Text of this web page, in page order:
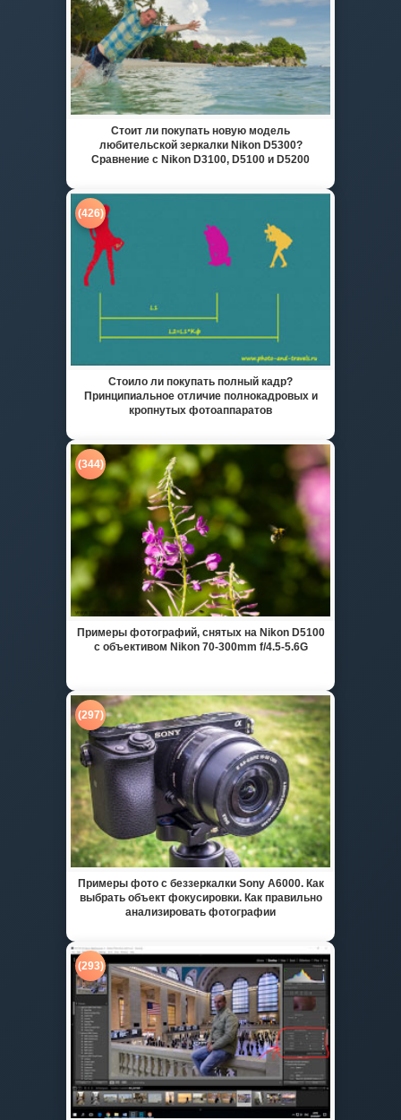
Стоит ли покупать новую модель
любительской зеркалки Nikon D5300?
Сравнение с Nikon D3100, D5100 и D5200
(426)
Стоило ли покупать полный кадр?
Принципиальное отличие полнокадровых и
кропнутых фотоаппаратов
(344)
Примеры фотографий, снятых на Nikon D5100
с объективом Nikon 70-300mm f/4.5-5.6G
(297)
Примеры фото с беззеркалки Sony A6000. Как
выбрать объект фокусировки. Как правильно
анализировать фотографии
(293)